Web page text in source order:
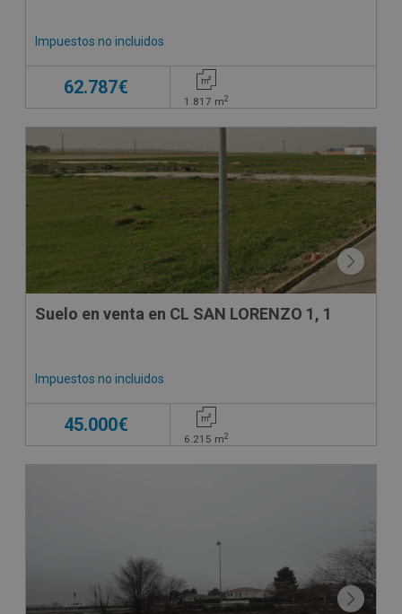
Impuestos no incluidos
62.787€
1.817 m2
Suelo en venta en CL SAN LORENZO 1, 1
Impuestos no incluidos
45.000€
6.215 m2